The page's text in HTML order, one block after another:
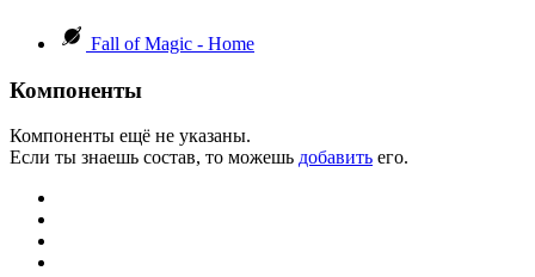
Fall of Magic - Home
Компоненты
Компоненты ещё не указаны.
Если ты знаешь состав, то можешь добавить его.